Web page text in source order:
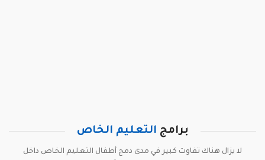
برامج التعليم الخاص
لا يزال هناك تفاوت كبير في مدى دمج أطفال التعليم الخاص داخل